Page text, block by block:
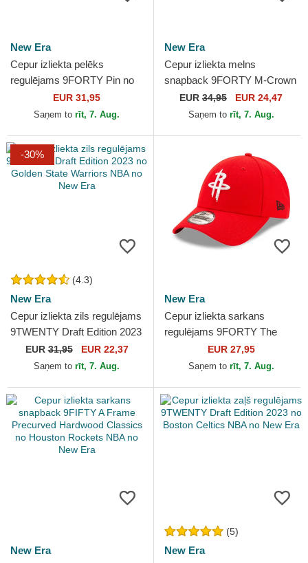
New Era
Cepur izliekta pelēks
regulējams 9FORTY Pin no
Los Angeles Lakers NBA no
New Era
EUR 31,95
Saņem to rīt, 7. Aug.
New Era
Cepur izliekta melns
snapback 9FORTY M-Crown
Draft 2025 no Chicago Bulls
NBA no New Era
EUR 34,95 EUR 24,47
Saņem to rīt, 7. Aug.
-30%
(4.3)
New Era
Cepur izliekta zils regulējams
9TWENTY Draft Edition 2023
no Golden State Warriors
NBA no New Era
EUR31,95 EUR 22,37
Saņem to rīt, 7. Aug.
New Era
Cepur izliekta sarkans
regulējams 9FORTY The
League no Houston Rockets
NBA no New Era
EUR 27,95
Saņem to rīt, 7. Aug.
New Era
(5)
New Era